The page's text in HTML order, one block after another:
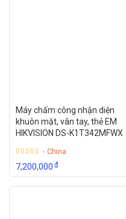
Máy chấm công nhận diện
khuôn mặt, vân tay, thẻ EM
HIKVISION DS-K1T342MFWX
- China
7,200,000₫